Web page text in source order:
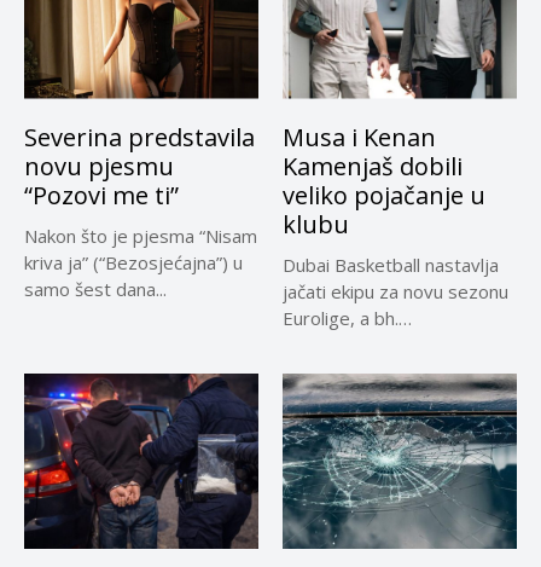
Severina predstavila
novu pjesmu
“Pozovi me ti”
Nakon što je pjesma “Nisam
kriva ja” (“Bezosjećajna”) u
samo šest dana...
Musa i Kenan
Kamenjaš dobili
veliko pojačanje u
klubu
Dubai Basketball nastavlja
jačati ekipu za novu sezonu
Eurolige, a bh.